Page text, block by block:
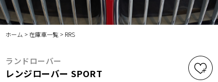
ホーム >在庫車一覧 > RRS
ランドローバー
レンジローバー SPORT